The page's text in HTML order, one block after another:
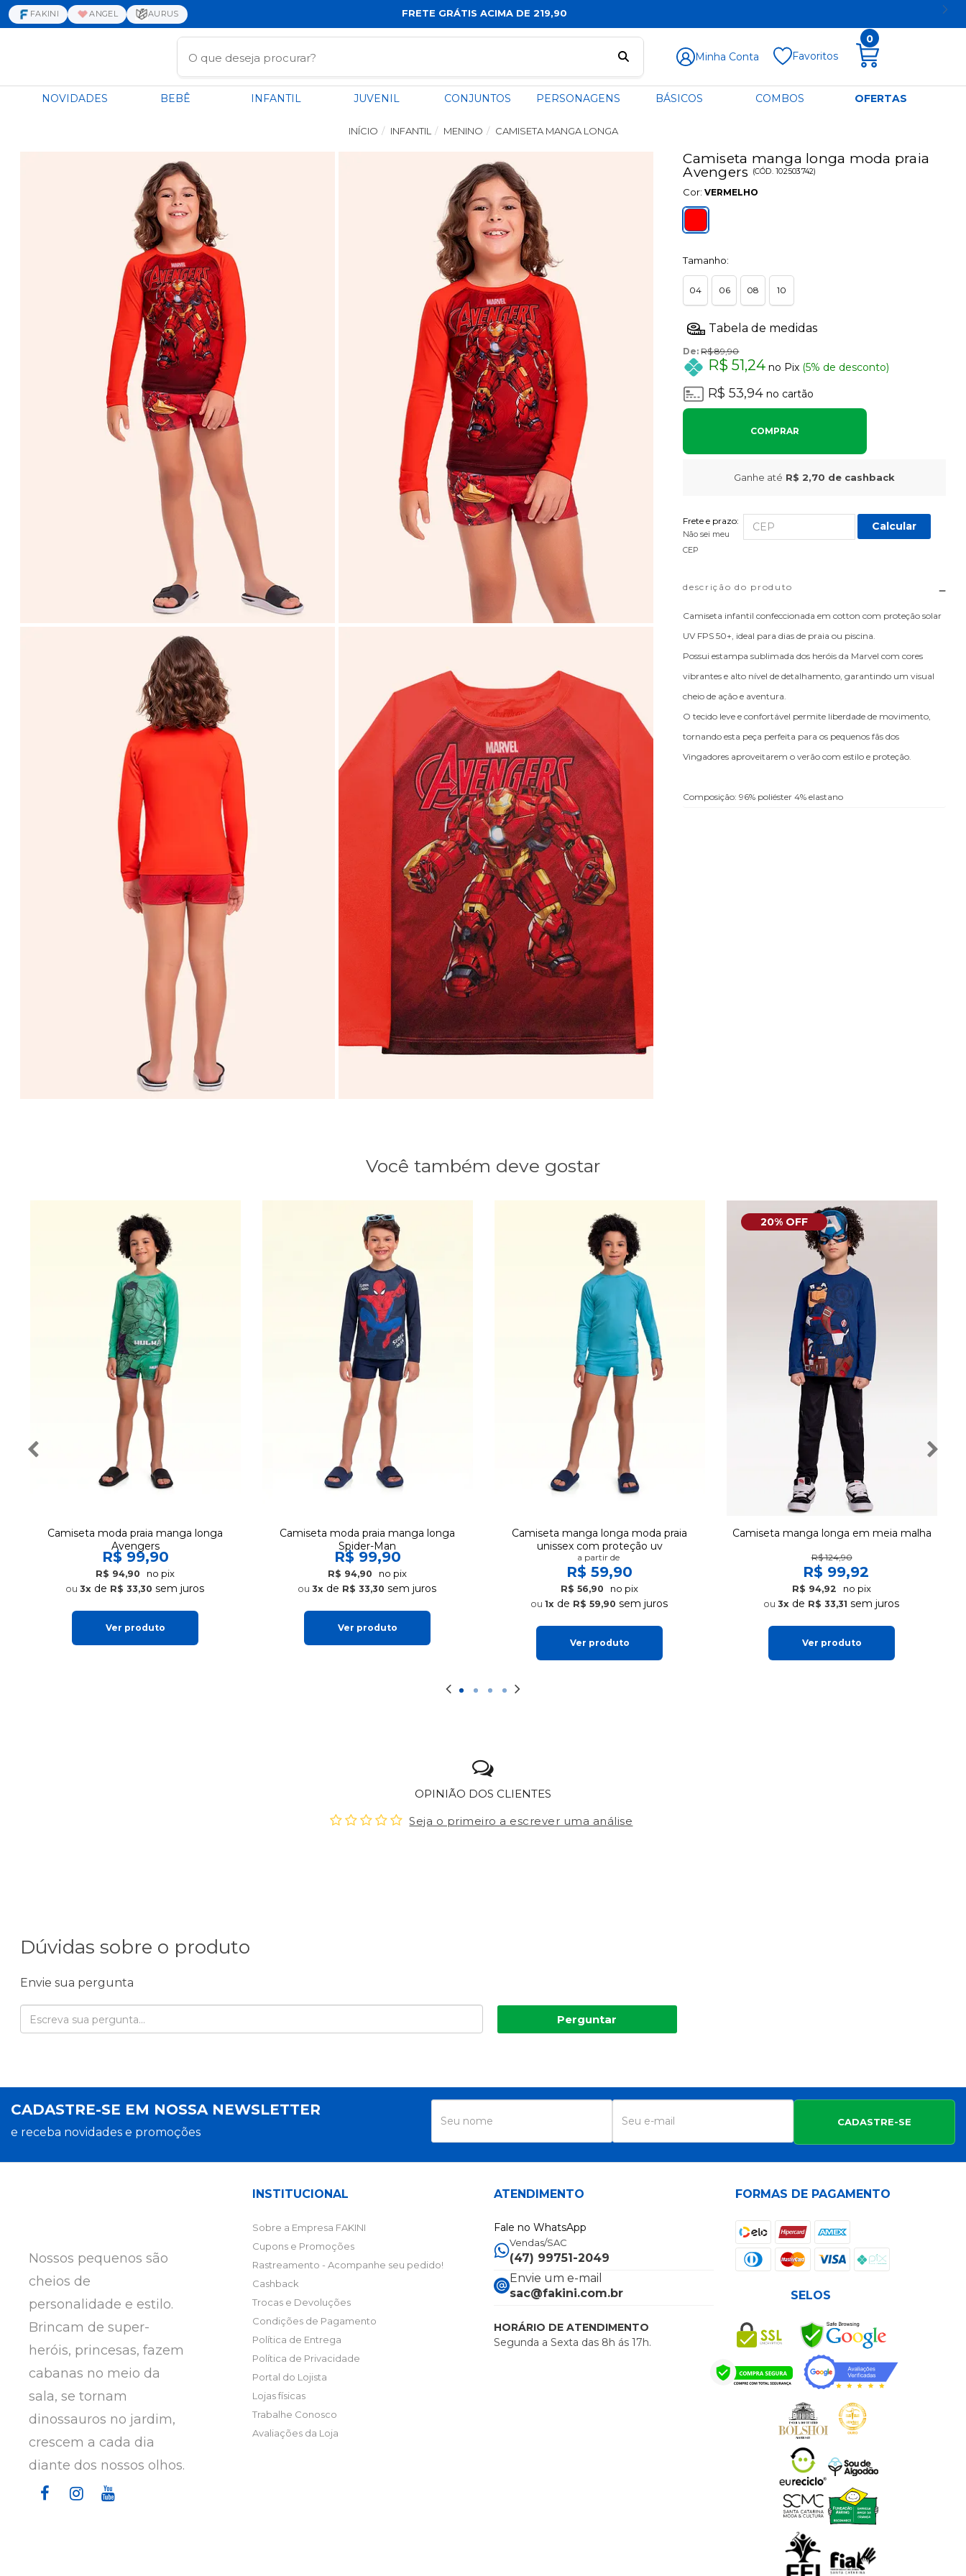
FAKINI ANGEL AURUS FRETE GRÁTIS ACIMA DE 219,90
Minha Conta Favoritos
0
NOVIDADES BEBÊ INFANTIL JUVENIL CONJUNTOS PERSONAGENS BÁSICOS COMBOS OFERTAS
INÍCIO INFANTIL MENINO CAMISETA MANGA LONGA
Camiseta manga longa moda praia
Avengers
(CÓD.102503742)
Cor:VERMELHO
Tamanho:
04 06 08 10
De:R$ 89,90
R$ 51,24 no Pix (5% de desconto)
R$ 53,94 no cartão
COMPRAR
Ganhe até R$ 2,70 de cashback
Frete e prazo:
Não sei meu
CEP
Calcular
descrição do produto
Camiseta infantil confeccionada em cotton com proteção solar
UV FPS 50+, ideal para dias de praia ou piscina.
Possui estampa sublimada dos heróis da Marvel com cores
vibrantes e alto nível de detalhamento, garantindo um visual
cheio de ação e aventura.
O tecido leve e confortável permite liberdade de movimento,
tornando esta peça perfeita para os pequenos fãs dos
Vingadores aproveitarem o verão com estilo e proteção.
Composição: 96% poliéster 4% elastano
Você também deve gostar
Camiseta moda praia manga longa
Avengers
R$ 99,90
R$ 94,90 no pix
3x de R$ 33,30 sem juros
Ver produto
Camiseta moda praia manga longa
Spider-Man
R$ 99,90
R$ 94,90 no pix
3x de R$ 33,30 sem juros
Ver produto
Camiseta manga longa moda praia
unissex com proteção uv
a partir de
R$ 59,90
R$ 56,90 no pix
1x de R$ 59,90 sem juros
Ver produto
20% OFF
Camiseta manga longa em meia malha
R$ 124,90
R$ 99,92
R$ 94,92 no pix
3x de R$ 33,31 sem juros
Ver produto
OPINIÃO DOS CLIENTES
Seja o primeiro a escrever uma análise
Dúvidas sobre o produto
Envie sua pergunta
Perguntar
CADASTRE-SE EM NOSSA NEWSLETTER
e receba novidades e promoções
CADASTRE-SE
Nossos pequenos são
cheios de
personalidade e estilo.
Brincam de super-
heróis, princesas, fazem
cabanas no meio da
sala, se tornam
dinossauros no jardim,
crescem a cada dia
diante dos nossos olhos.
INSTITUCIONAL
Sobre a Empresa FAKINI
Cupons e Promoções
Rastreamento - Acompanhe seu pedido!
Cashback
Trocas e Devoluções
Condições de Pagamento
Política de Entrega
Política de Privacidade
Portal do Lojista
Lojas físicas
Trabalhe Conosco
Avaliações da Loja
ATENDIMENTO
Fale no WhatsApp
Vendas/SAC
(47) 99751-2049
Envie um e-mail
sac@fakini.com.br
HORÁRIO DE ATENDIMENTO
Segunda a Sexta das 8h ás 17h.
FORMAS DE PAGAMENTO
SELOS